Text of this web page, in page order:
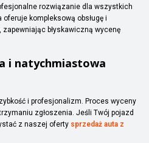
rozwiązanie dla wszystkich
kompleksową obsługę i
błyskawiczną wycenę
i natychmiastowa
i profesjonalizm. Proces wyceny
zgłoszenia. Jeśli Twój pojazd
z naszej oferty sprzedaż auta z